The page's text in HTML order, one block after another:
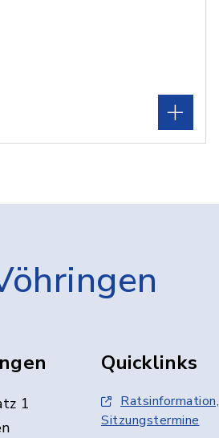
1
Quicklinks
Ratsinformation,
Sitzungstermine